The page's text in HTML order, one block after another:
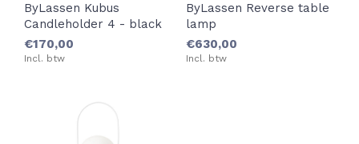
ByLassen Kubus
Candleholder 4 - black
€170,00
Incl. btw
ByLassen Reverse table
lamp
€630,00
Incl. btw